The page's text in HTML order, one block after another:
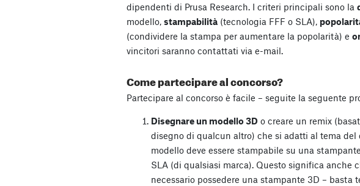
dipendenti di Prusa Research. I criteri principali sono la
modello, stampabilità (tecnologia FFF o SLA),
(condividere la stampa per aumentare la popolarità) e
vincitori saranno contattati via e-mail.
Come partecipare al concorso?
Partecipare al concorso è facile – seguite la seguente
Disegnare un modello 3D o creare un remix
disegno di qualcun altro) che si adatti al tema del
modello deve essere stampabile su una
SLA (di qualsiasi marca). Questo significa anche
necessario possedere una stampante 3D – basta